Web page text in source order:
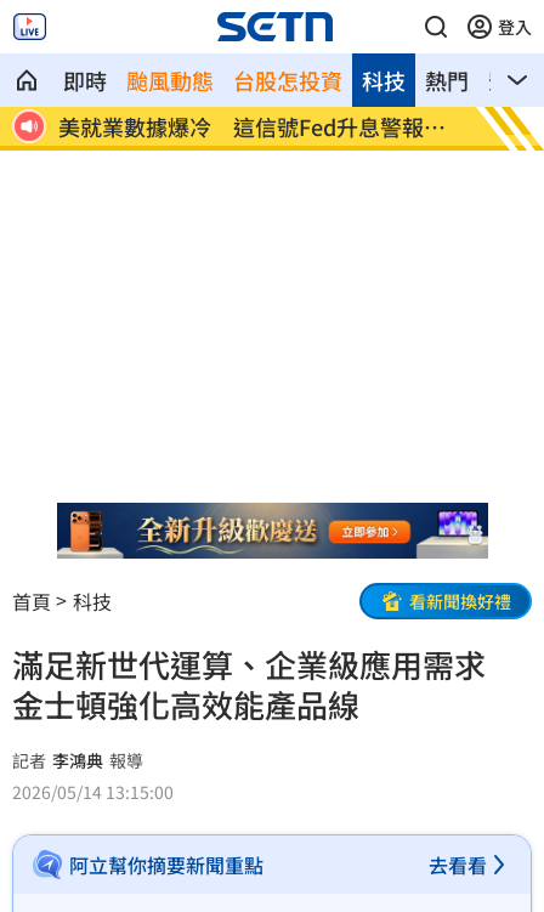
登入
即時 颱風動態 台股怎投資 熱門 影音
科技
衛
美就業數據爆冷 這信號Fed升息警報降
溫
梅西
壇
首頁 科技 看新聞換好禮
滿足新世代運算、企業級應用需求
金士頓強化高效能產品線
記者 李鴻典 報導
2026/05/14 13:15:00
阿立幫你摘要新聞重點 去看看